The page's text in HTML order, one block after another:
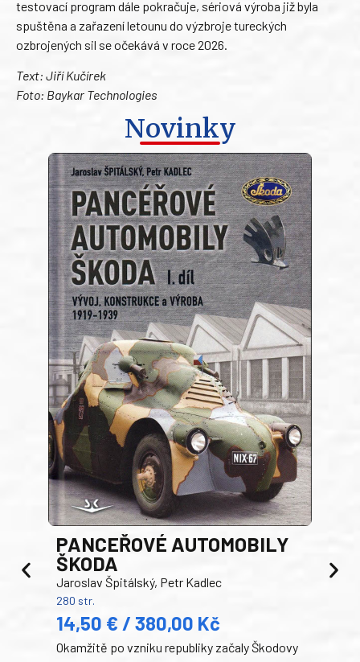
testovací program dále pokračuje, sériová výroba již byla
spuštěna a zařazení letounu do výzbroje tureckých
ozbrojených sil se očekává v roce 2026.
Text: Jiří Kučírek
Foto: Baykar Technologies
Novinky
PANCEŘOVÉ AUTOMOBILY
ŠKODA
Jaroslav Špitálský, Petr Kadlec
280 str.
14,50 € / 380,00 Kč
Okamžitě po vzniku republiky začaly Škodovy